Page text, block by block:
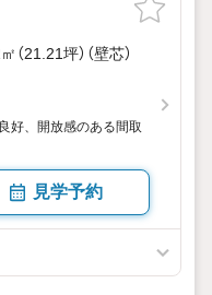
21.21坪）（壁芯）
好、開放感のある間取
見学予約